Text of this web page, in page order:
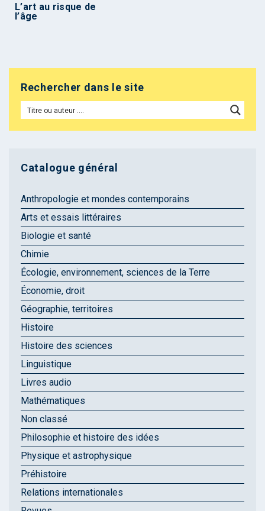
L’art au risque de
l’âge
Rechercher dans le site
Catalogue général
Anthropologie et mondes contemporains
Arts et essais littéraires
Biologie et santé
Chimie
Écologie, environnement, sciences de la Terre
Économie, droit
Géographie, territoires
Histoire
Histoire des sciences
Linguistique
Livres audio
Mathématiques
Non classé
Philosophie et histoire des idées
Physique et astrophysique
Préhistoire
Relations internationales